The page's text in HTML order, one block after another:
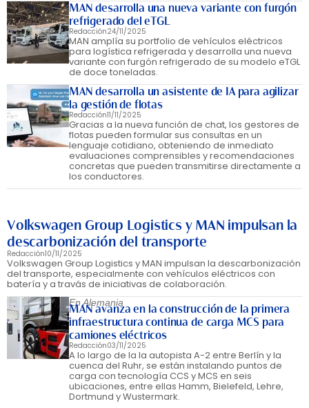
MAN desarrolla una nueva variante con furgón
refrigerado del eTGL
Redacción24/11/2025
MAN amplía su portfolio de vehículos eléctricos
para logística refrigerada y desarrolla una nueva
variante con furgón refrigerado de su modelo eTGL
de doce toneladas.
MAN desarrolla un asistente de IA para agilizar
la gestión de flotas
Redacción11/11/2025
Gracias a la nueva función de chat, los gestores de
flotas pueden formular sus consultas en un
lenguaje cotidiano, obteniendo de inmediato
evaluaciones comprensibles y recomendaciones
concretas que pueden transmitirse directamente a
los conductores.
Volkswagen Group Logistics y MAN impulsan la
descarbonización del transporte
Redacción10/11/2025
Volkswagen Group Logistics y MAN impulsan la descarbonización
del transporte, especialmente con vehículos eléctricos con
batería y a travás de iniciativas de colaboración.
En Alemania
MAN avanza en la construcción de la primera
infraestructura continua de carga MCS para
camiones eléctricos
Redacción03/11/2025
A lo largo de la la autopista A-2 entre Berlín y la
cuenca del Ruhr, se están instalando puntos de
carga con tecnología CCS y MCS en seis
ubicaciones, entre ellas Hamm, Bielefeld, Lehre,
Dortmund y Wustermark.